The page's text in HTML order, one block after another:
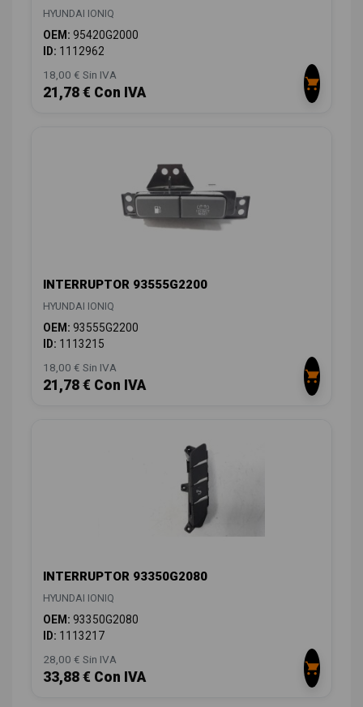
HYUNDAI IONIQ
OEM: 95420G2000
ID: 1112962
18,00 € Sin IVA
21,78 € Con IVA
INTERRUPTOR 93555G2200
HYUNDAI IONIQ
OEM: 93555G2200
ID: 1113215
18,00 € Sin IVA
21,78 € Con IVA
INTERRUPTOR 93350G2080
HYUNDAI IONIQ
OEM: 93350G2080
ID: 1113217
28,00 € Sin IVA
33,88 € Con IVA